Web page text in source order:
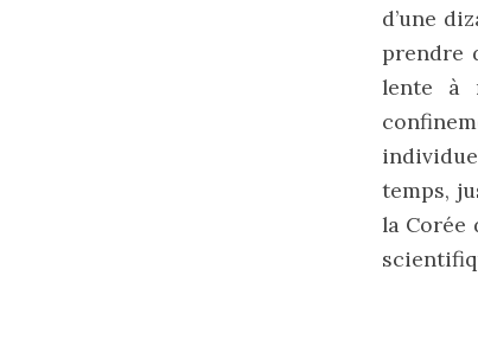
d’une
prendre
lente à
temps,
la Corée